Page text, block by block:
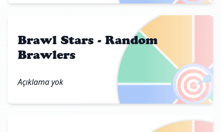
🎯
Brawl Stars - Random
Brawlers
Açıklama yok